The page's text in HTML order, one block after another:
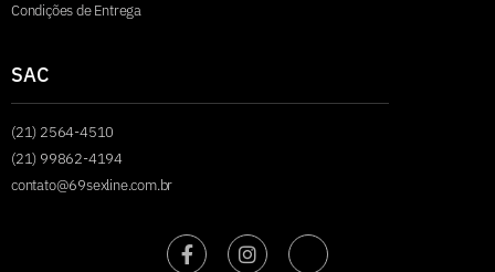
Condições de Entrega
SAC
(21) 2564-4510
(21) 99862-4194
contato@69sexline.com.br